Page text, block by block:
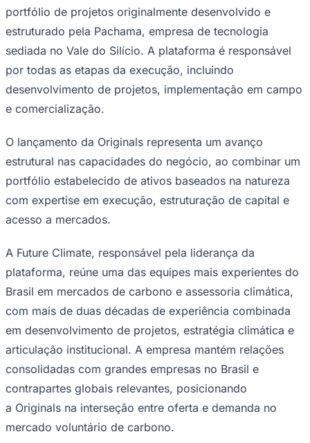
Corinthians
Palmeiras
portfólio de projetos originalmente desenvolvido e
estruturado pela Pachama, empresa de tecnologia
sediada no Vale do Silício. A plataforma é responsável
por todas as etapas da execução, incluindo
desenvolvimento de projetos, implementação em campo
e comercialização.
O lançamento da Originals representa um avanço
estrutural nas capacidades do negócio, ao combinar um
portfólio estabelecido de ativos baseados na natureza
com expertise em execução, estruturação de capital e
acesso a mercados.
A Future Climate, responsável pela liderança da
plataforma, reúne uma das equipes mais experientes do
Brasil em mercados de carbono e assessoria climática,
com mais de duas décadas de experiência combinada
em desenvolvimento de projetos, estratégia climática e
articulação institucional. A empresa mantém relações
consolidadas com grandes empresas no Brasil e
contrapartes globais relevantes, posicionando
a Originals na interseção entre oferta e demanda no
mercado voluntário de carbono.